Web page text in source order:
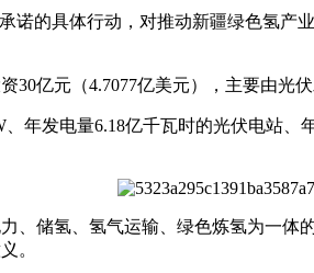
诺的具体行动，对推动新疆绿色氢
亿元（4.7077亿美元），主要由光
年发电量6.18亿千瓦时的光伏电站
、储氢、氢气运输、绿色炼氢为一
。